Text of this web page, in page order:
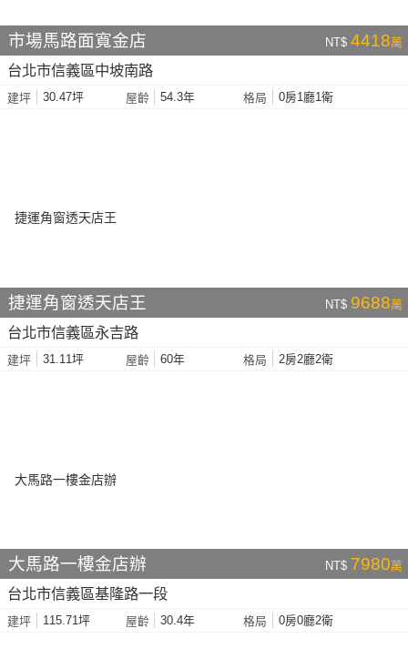
市場馬路面寬金店 NT$ 4418萬
台北市信義區中坡南路
建坪 30.47坪 屋齡 54.3年 格局 0房1廳1衛
捷運角窗透天店王 NT$ 9688萬
台北市信義區永吉路
建坪 31.11坪 屋齡 60年 格局 2房2廳2衛
大馬路一樓金店辦 NT$ 7980萬
台北市信義區基隆路一段
建坪 115.71坪 屋齡 30.4年 格局 0房0廳2衛